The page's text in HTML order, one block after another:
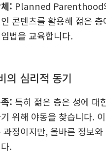
: Planned Parenthood
콘텐츠를 활용해 젊은 층
법을 교육합니다.
의 심리적 동기
: 특히 젊은 층은 성에 대
위해 야동을 찾습니다.
과정이지만, 올바른 정보와
.